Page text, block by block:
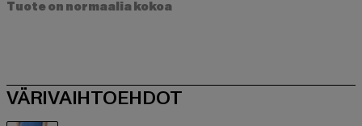
Tuote on normaalia kokoa
VÄRIVAIHTOEHDOT